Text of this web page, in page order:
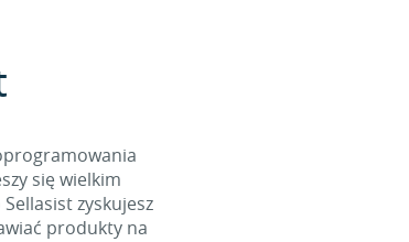
się wielkim
zyskujesz
produkty na